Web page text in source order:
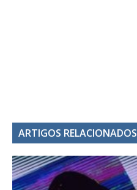
ARTIGOS RELACIONADOS